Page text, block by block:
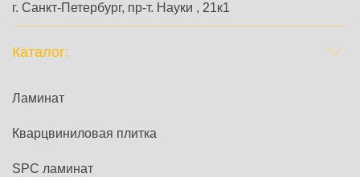
г. Санкт-Петербург, пр-т. Науки , 21к1
Каталог:
Ламинат
Кварцвиниловая плитка
SPC ламинат